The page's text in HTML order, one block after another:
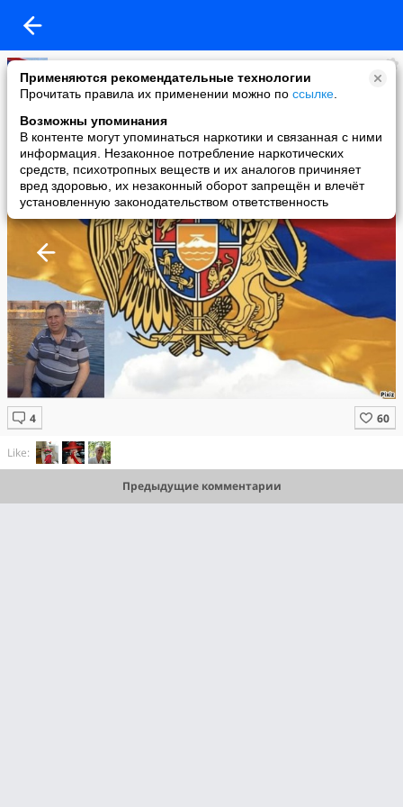
Применяются рекомендательные технологии
Прочитать правила их применении можно по ссылке
Возможны упоминания
В контенте могут упоминаться наркотики и связанная с ними
информация. Незаконное потребление наркотических
средств, психотропных веществ и их аналогов причиняет
вред здоровью, их незаконный оборот запрещён и влечёт
установленную законодательством ответственность
VARDAN HAJATYAN
added a photo
15 Jul в 10:31
Like:
Предыдущие комментарии